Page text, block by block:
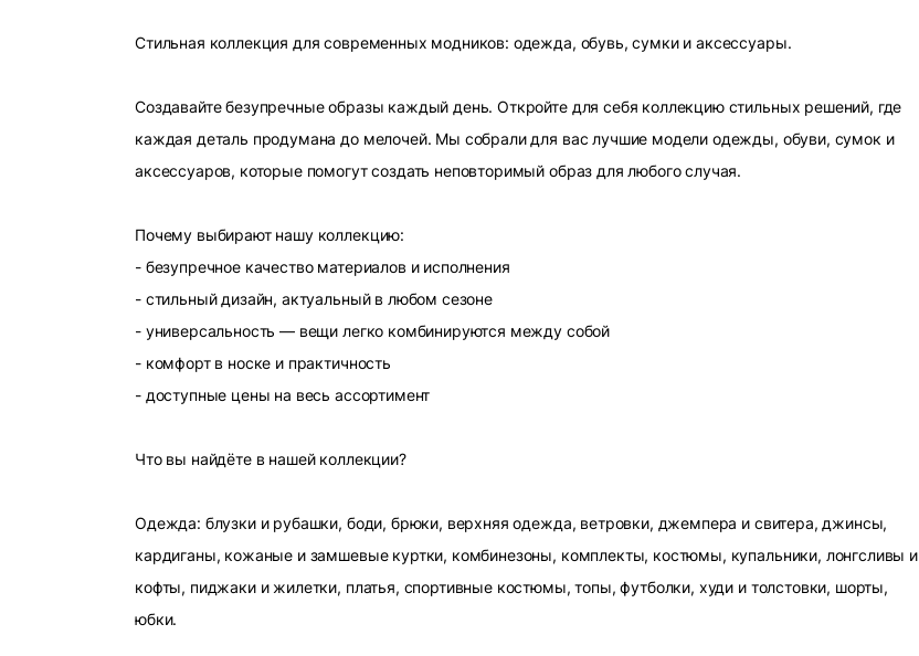
Стильная коллекция для современных модников: одежда, обувь, сумки и аксессуары.
Создавайте безупречные образы каждый день. Откройте для себя коллекцию стильных решений, где
каждая деталь продумана до мелочей. Мы собрали для вас лучшие модели одежды, обуви, сумок и
аксессуаров, которые помогут создать неповторимый образ для любого случая.
Почему выбирают нашу коллекцию:
- безупречное качество материалов и исполнения
- стильный дизайн, актуальный в любом сезоне
- универсальность — вещи легко комбинируются между собой
- комфорт в носке и практичность
- доступные цены на весь ассортимент
Что вы найдёте в нашей коллекции?
Одежда: блузки и рубашки, боди, брюки, верхняя одежда, ветровки, джемпера и свитера, джинсы,
кардиганы, кожаные и замшевые куртки, комбинезоны, комплекты, костюмы, купальники, лонгсливы и
кофты, пиджаки и жилетки, платья, спортивные костюмы, топы, футболки, худи и толстовки, шорты,
юбки.